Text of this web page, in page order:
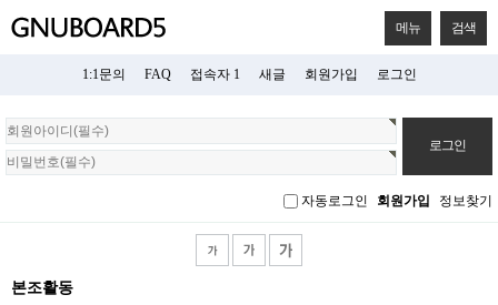
메뉴 검색
1:1문의 FAQ 접속자 1 새글 회원가입 로그인
회
원
로
자동로그인 회원가입 정보찾기
본조활동